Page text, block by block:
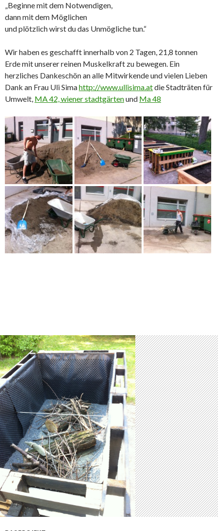
„Beginne mit dem Notwendigen,
dann mit dem Möglichen
und plötzlich wirst du das Unmögliche tun.“
Wir haben es geschafft innerhalb von 2 Tagen, 21,8 tonnen
Erde mit unserer reinen Muskelkraft zu bewegen. Ein
herzliches Dankeschön an alle Mitwirkende und vielen Lieben
Dank an Frau Uli Simahttp://www.ullisima.atdie Stadträten für
Umwelt, MA 42, wiener stadtgärtenund Ma 48